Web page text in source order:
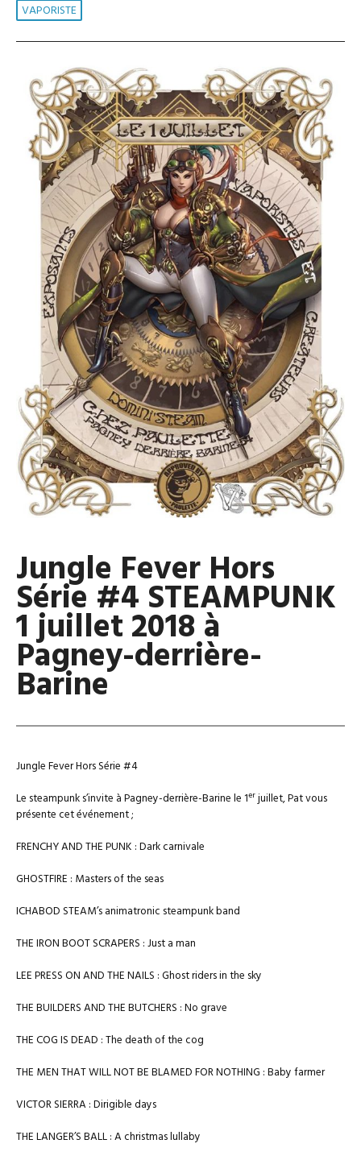
VAPORISTE
Jungle Fever Hors
Série #4 STEAMPUNK
1 juillet 2018 à
Pagney-derrière-
Barine
Jungle Fever Hors Série #4
Le steampunk s’invite à Pagney-derrière-Barine le 1erjuillet, Pat vous
présente cet événement ;
FRENCHY AND THE PUNK : Dark carnivale
GHOSTFIRE : Masters of the seas
ICHABOD STEAM’s animatronic steampunk band
THE IRON BOOT SCRAPERS : Just a man
LEE PRESS ON AND THE NAILS : Ghost riders in the sky
THE BUILDERS AND THE BUTCHERS : No grave
THE COG IS DEAD : The death of the cog
THE MEN THAT WILL NOT BE BLAMED FOR NOTHING : Baby farmer
VICTOR SIERRA : Dirigible days
THE LANGER’S BALL : A christmas lullaby